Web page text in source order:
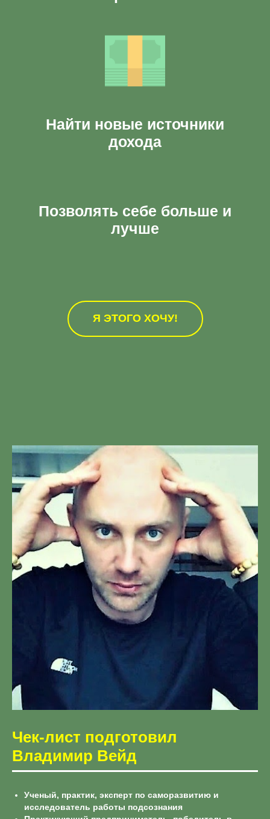
Найти новые источники
дохода
Позволять себе больше и
лучше
Я ЭТОГО ХОЧУ!
Чек-лист подготовил
Владимир Вейд
Ученый, практик, эксперт по саморазвитию и
исследователь работы подсознания